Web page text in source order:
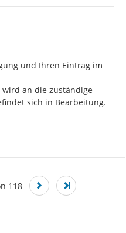
und Ihren Eintrag im
an die zuständige
sich in Bearbeitung.
118